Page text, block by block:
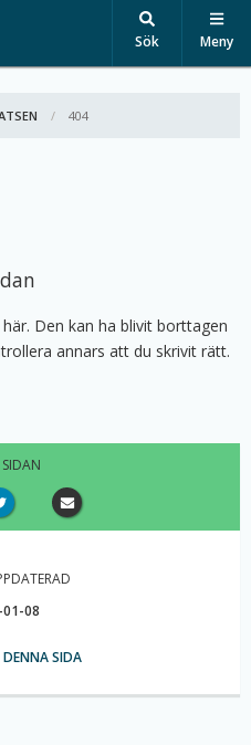
Sök Meny
AKTIV:
404
Den kan ha blivit borttagen
annars att du skrivit rätt.
08
DENNA SIDA